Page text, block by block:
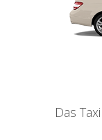
Das Taxi